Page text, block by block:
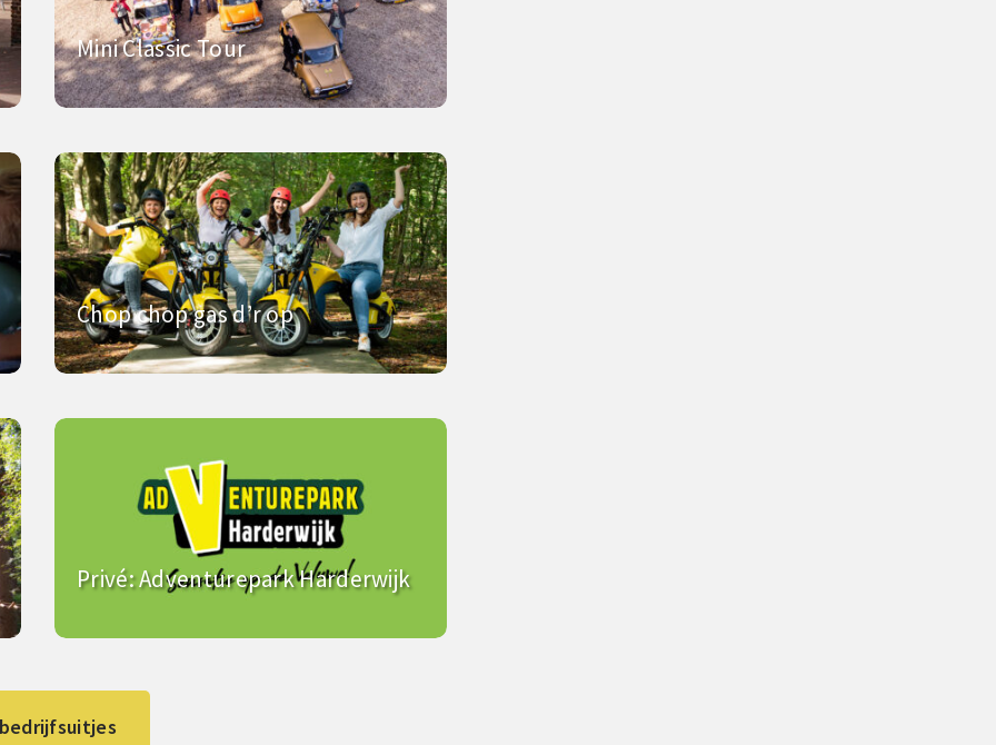
Mini Classic Tour
Chop chop gas d’r op
Privé: Adventurepark Harderwijk